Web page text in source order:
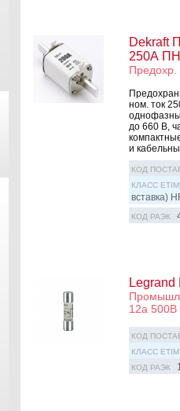
Dekraft
250А
Предохр.
ном. ток
до 660 В,
и
КОД
КЛАСС ETIM
вставка)
КОД РАЭК
Legrand
12а 500В
КОД
КЛАСС ETIM
КОД РАЭК